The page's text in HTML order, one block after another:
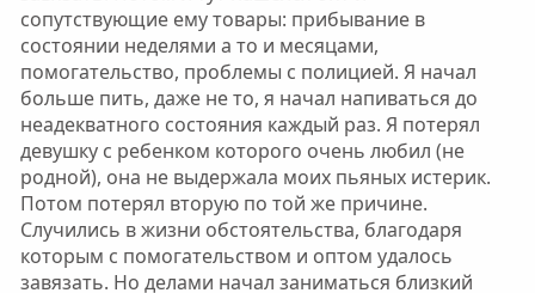
сопутствующие ему товары: прибывание в
состоянии неделями а то и месяцами,
помогательство, проблемы с полицией. Я начал
больше пить, даже не то, я начал напиваться до
неадекватного состояния каждый раз. Я потерял
девушку с ребенком которого очень любил (не
родной), она не выдержала моих пьяных истерик.
Потом потерял вторую по той же причине.
Случились в жизни обстоятельства, благодаря
которым с помогательством и оптом удалось
завязать. Но делами начал заниматься близкий